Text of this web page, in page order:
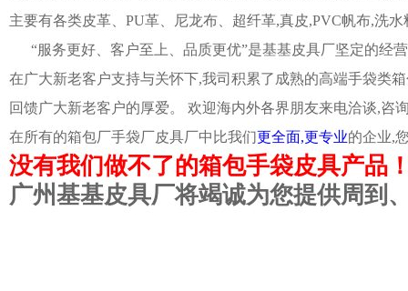
主要有各类皮革、PU革、尼龙布、超纤革,真皮,PVC帆布,洗
“服务更好、客户至上、品质更优”是基基皮具厂坚定的经
在广大新老客户支持与关怀下,我司积累了成熟的高端手袋类
回馈广大新老客户的厚爱。 欢迎海内外各界朋友来电洽谈,咨
在所有的箱包厂手袋厂皮具厂中比我们更全面,更专业的企业,
没有我们做不了的箱包手袋皮具产品
广州基基皮具厂将竭诚为您提供周到